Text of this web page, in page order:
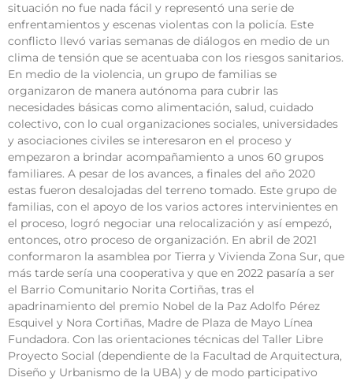
situación no fue nada fácil y representó una serie de
enfrentamientos y escenas violentas con la policía. Este
conflicto llevó varias semanas de diálogos en medio de un
clima de tensión que se acentuaba con los riesgos sanitarios.
En medio de la violencia, un grupo de familias se
organizaron de manera autónoma para cubrir las
necesidades básicas como alimentación, salud, cuidado
colectivo, con lo cual organizaciones sociales, universidades
y asociaciones civiles se interesaron en el proceso y
empezaron a brindar acompañamiento a unos 60 grupos
familiares. A pesar de los avances, a finales del año 2020
estas fueron desalojadas del terreno tomado. Este grupo de
familias, con el apoyo de los varios actores intervinientes en
el proceso, logró negociar una relocalización y así empezó,
entonces, otro proceso de organización. En abril de 2021
conformaron la asamblea por Tierra y Vivienda Zona Sur, que
más tarde sería una cooperativa y que en 2022 pasaría a ser
el Barrio Comunitario Norita Cortiñas, tras el
apadrinamiento del premio Nobel de la Paz Adolfo Pérez
Esquivel y Nora Cortiñas, Madre de Plaza de Mayo Línea
Fundadora. Con las orientaciones técnicas del Taller Libre
Proyecto Social (dependiente de la Facultad de Arquitectura,
Diseño y Urbanismo de la UBA) y de modo participativo